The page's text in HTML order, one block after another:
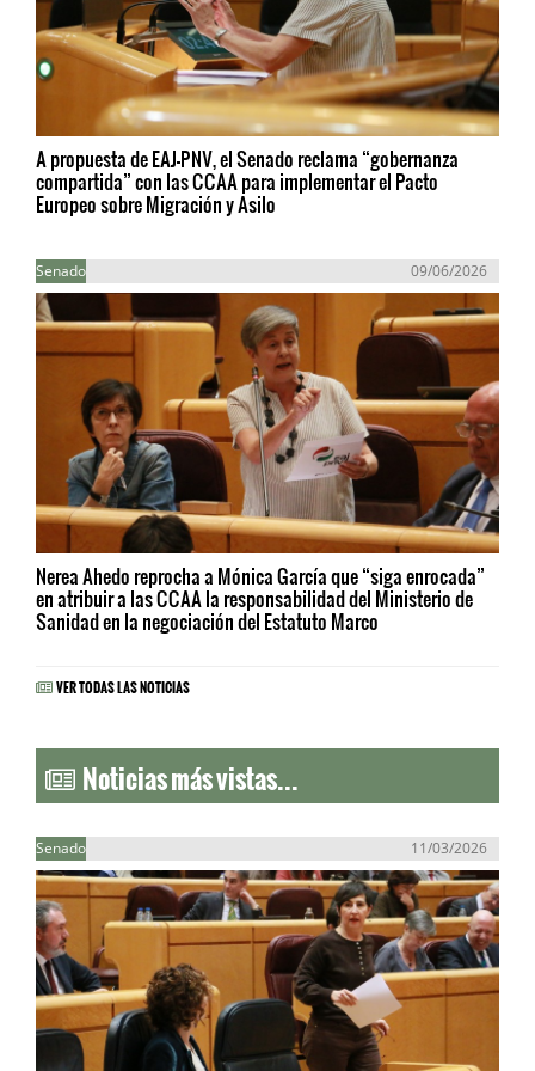
A propuesta de EAJ-PNV, el Senado reclama “gobernanza
compartida” con las CCAA para implementar el Pacto
Europeo sobre Migración y Asilo
Senado 09/06/2026
Nerea Ahedo reprocha a Mónica García que “siga enrocada”
en atribuir a las CCAA la responsabilidad del Ministerio de
Sanidad en la negociación del Estatuto Marco
VER TODAS LAS NOTICIAS
Noticias más vistas...
Senado 11/03/2026